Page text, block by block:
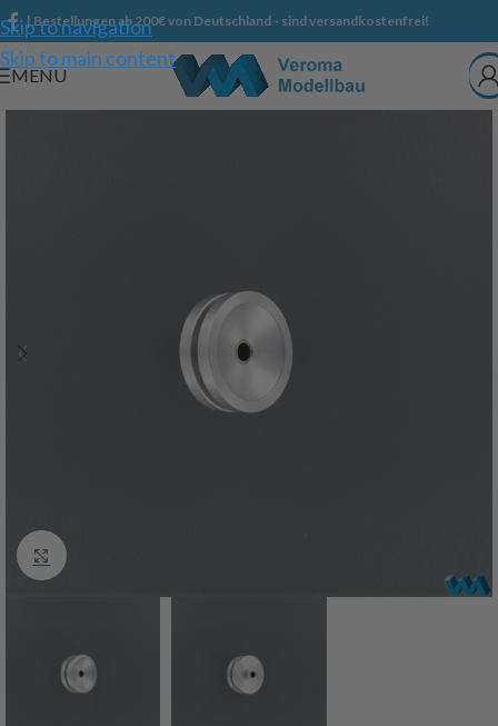
Skip to navigation
Skip to main content
| Bestellungen ab 200€ von Deutschland - sind versandkostenfrei!
MENU
Click to enlarge